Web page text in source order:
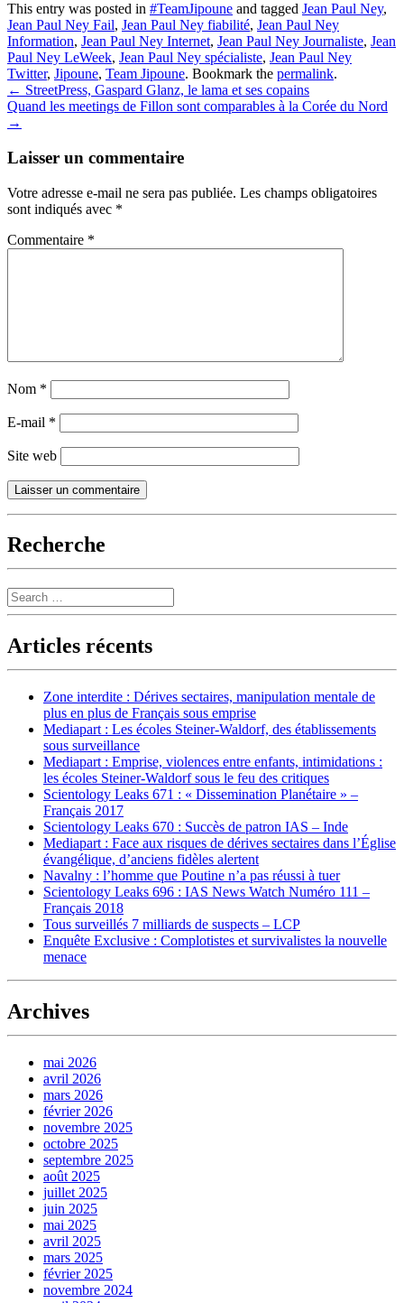
This entry was posted in #TeamJipoune and tagged Jean Paul Ney,
Jean Paul Ney Fail, Jean Paul Ney fiabilité, Jean Paul Ney
Information, Jean Paul Ney Internet, Jean Paul Ney Journaliste, Jean
Paul Ney LeWeek, Jean Paul Ney spécialiste, Jean Paul Ney
Twitter, Jipoune, Team Jipoune. Bookmark the permalink.
Post
navigation
← StreetPress, Gaspard Glanz, le lama et ses copains
Quand les meetings de Fillon sont comparables à la Corée du Nord
→
Laisser un commentaire
Votre adresse e-mail ne sera pas publiée. Les champs obligatoires
sont indiqués avec *
Commentaire *
Nom *
E-mail *
Site web
Recherche
Search
Articles récents
Zone interdite : Dérives sectaires, manipulation mentale de
plus en plus de Français sous emprise
Mediapart : Les écoles Steiner-Waldorf, des établissements
sous surveillance
Mediapart : Emprise, violences entre enfants, intimidations :
les écoles Steiner-Waldorf sous le feu des critiques
Scientology Leaks 671 : « Dissemination Planétaire » –
Français 2017
Scientology Leaks 670 : Succès de patron IAS – Inde
Mediapart : Face aux risques de dérives sectaires dans l’Église
évangélique, d’anciens fidèles alertent
Navalny : l’homme que Poutine n’a pas réussi à tuer
Scientology Leaks 696 : IAS News Watch Numéro 111 –
Français 2018
Tous surveillés 7 milliards de suspects – LCP
Enquête Exclusive : Complotistes et survivalistes la nouvelle
menace
Archives
mai 2026
avril 2026
mars 2026
février 2026
novembre 2025
octobre 2025
septembre 2025
août 2025
juillet 2025
juin 2025
mai 2025
avril 2025
mars 2025
février 2025
novembre 2024